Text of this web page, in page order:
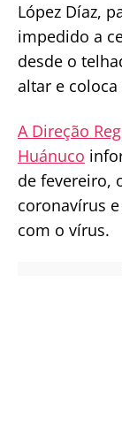
López Díaz,
impedido a
desde o
altar e
A Direção
Huánuco
de fevereiro,
coronavírus
com o vírus.